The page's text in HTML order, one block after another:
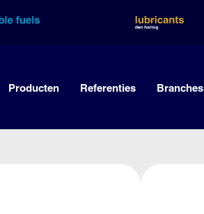
Producten Referenties Branches